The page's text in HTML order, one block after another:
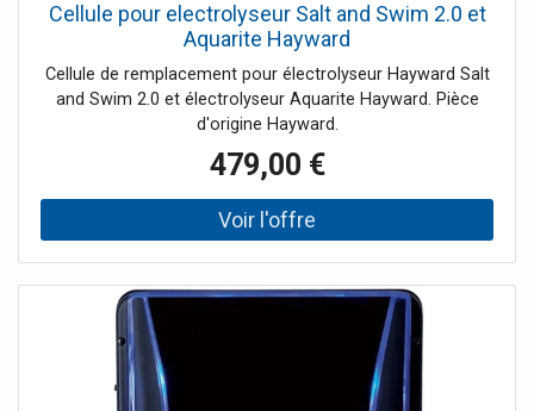
Cellule pour electrolyseur Salt and Swim 2.0 et
Aquarite Hayward
Cellule de remplacement pour électrolyseur Hayward Salt
and Swim 2.0 et électrolyseur Aquarite Hayward. Pièce
d'origine Hayward.
479,00 €